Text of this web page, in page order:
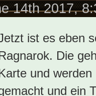
14th 2017,
ist es eben
Die
und
und ein